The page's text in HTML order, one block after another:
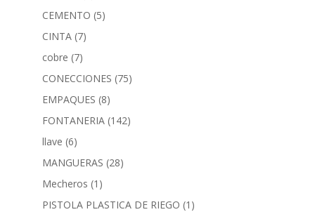
CEMENTO (5)
CINTA (7)
cobre (7)
CONECCIONES (75)
EMPAQUES (8)
FONTANERIA (142)
llave (6)
MANGUERAS (28)
Mecheros (1)
PISTOLA PLASTICA DE RIEGO (1)